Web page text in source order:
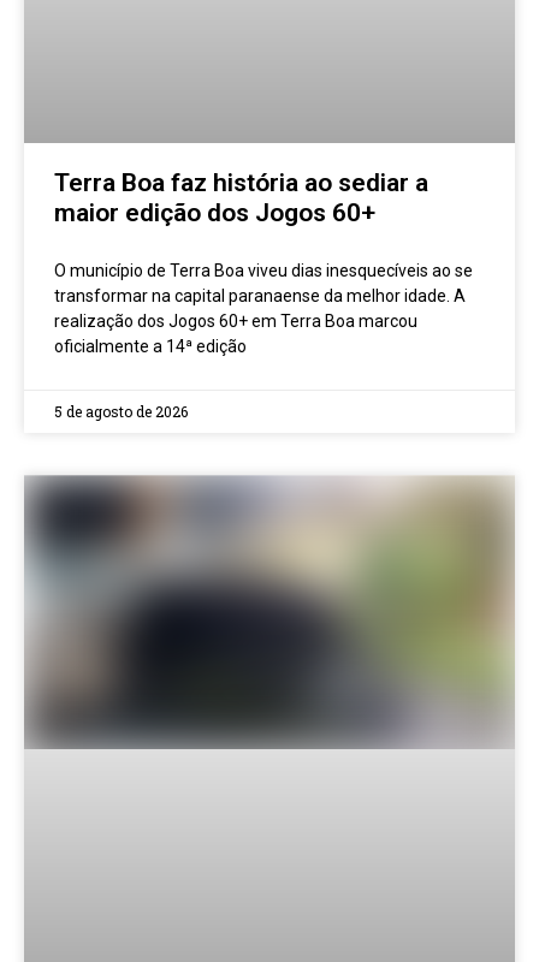
Terra Boa faz história ao sediar a
maior edição dos Jogos 60+
O município de Terra Boa viveu dias inesquecíveis ao se
transformar na capital paranaense da melhor idade. A
realização dos Jogos 60+ em Terra Boa marcou
oficialmente a 14ª edição
5 de agosto de 2026